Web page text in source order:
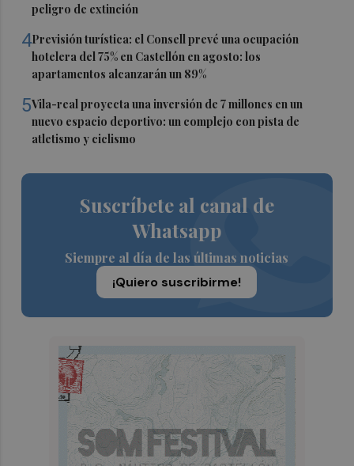
peligro de extinción
4Previsión turística: el Consell prevé una ocupación
hotelera del 75% en Castellón en agosto: los
apartamentos alcanzarán un 89%
5Vila-real proyecta una inversión de 7 millones en un
nuevo espacio deportivo: un complejo con pista de
atletismo y ciclismo
Suscríbete al canal de
Whatsapp
Siempre al día de las últimas noticias
¡Quiero suscribirme!